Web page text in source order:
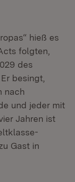
hieß es
folgten,
des
besingt,
nach
und jeder mit
Jahren ist
Gast in